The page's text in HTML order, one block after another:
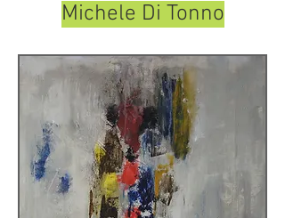
Michele Di Tonno